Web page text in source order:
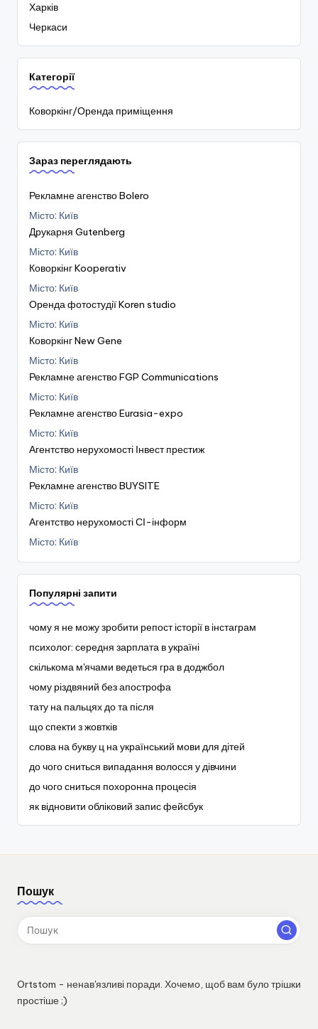
Харків
Черкаси
Категорії
Коворкінг/Оренда приміщення
Зараз переглядають
Рекламне агенство Bolero
Місто: Київ
Друкарня Gutenberg
Місто: Київ
Коворкінг Kooperativ
Місто: Київ
Оренда фотостудії Koren studio
Місто: Київ
Коворкінг New Gene
Місто: Київ
Рекламне агенство FGP Communications
Місто: Київ
Рекламне агенство Eurasia-expo
Місто: Київ
Агентство нерухомості Інвест престиж
Місто: Київ
Рекламне агенство BUYSITE
Місто: Київ
Агентство нерухомості СІ-інформ
Місто: Київ
Популярні запити
чому я не можу зробити репост історії в інстаграм
психолог: середня зарплата в україні
скількома м'ячами ведеться гра в доджбол
чому різдвяний без апострофа
тату на пальцях до та після
що спекти з жовтків
слова на букву ц на український мови для дітей
до чого сниться випадання волосся у дівчини
до чого сниться похоронна процесія
як відновити обліковий запис фейсбук
Пошук
Ortstom - ненав'язливі поради. Хочемо, щоб вам було трішки
простіше ;)